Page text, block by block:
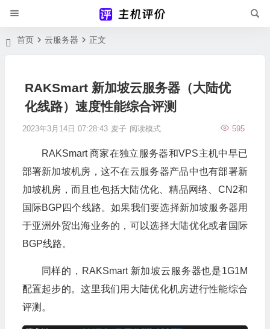
首页 云服务器 正文
RAKSmart 新加坡云服务器（大陆优
化线路）速度性能综合评测
2023年3月14日 07:28:43 麦子 595
阅读模式
RAKSmart 商家在独立服务器和VPS主机中早已
部署新加坡机房，这不在云服务器产品中也有部署新
加坡机房，而且也包括大陆优化、精品网络、CN2和
国际BGP四个线路。如果我们要选择新加坡服务器用
于亚洲外贸出海业务的，可以选择大陆优化或者国际
BGP线路。
同样的，RAKSmart 新加坡云服务器也是1G1M
配置起步的。这里我们用大陆优化机房进行性能综合
评测。